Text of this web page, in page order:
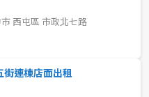
1房
西屯區 市政北七路
連棟店面出租